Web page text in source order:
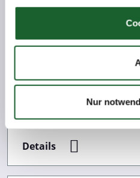
Wenn Sie es erlauben,
Informationen über
Ihr Gerät durch
(Fingerprinting)
Erfahren Sie mehr darüber,
fest.
Wir verwenden Cookies, um
Nur
2 Termine ab
2 Termine ab 07.09.2026
Friedrichshain
Details